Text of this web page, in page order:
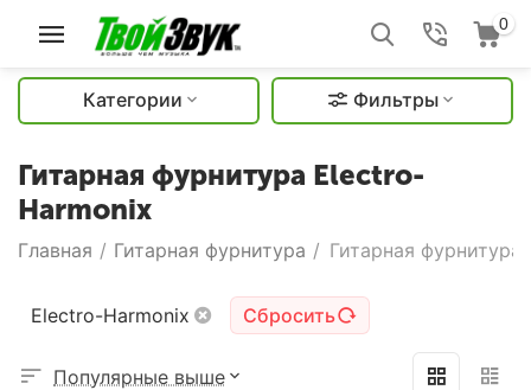
0
Категории Фильтры
Гитарная фурнитура Electro-
Harmonix
Главная / Гитарная фурнитура / Гитарная
Electro-Harmonix Сбросить
Популярные выше